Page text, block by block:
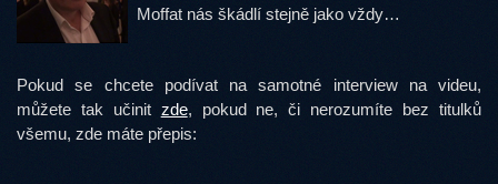
Moffat nás škádlí stejně jako vždy…
Pokud se chcete podívat na samotné interview na videu,
můžete tak učinit zde, pokud ne, či nerozumíte bez titulků
všemu, zde máte přepis: